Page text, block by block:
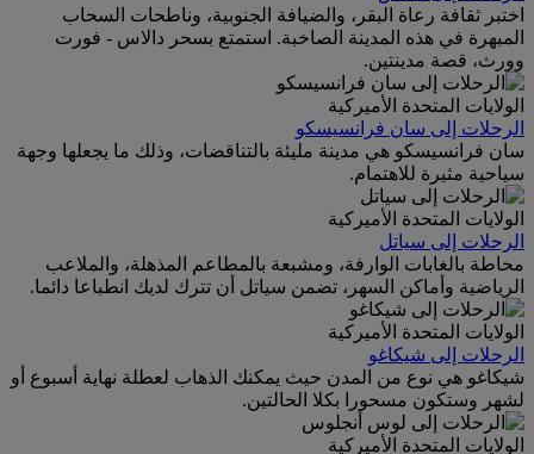
اختبر ثقافة رعاة البقر، والضيافة الجنوبية، وناطحات السحاب
المبهرة في هذه المدينة الصاخبة. استمتع بسحر دالاس - فورت
وورث، قصة مدينتين.
الولايات المتحدة الأميركية
الرحلات إلى سان فرانسيسكو
سان فرانسيسكو هي مدينة مليئة بالتناقضات، وذلك ما يجعلها وجهة
سياحية مثيرة للاهتمام.
الولايات المتحدة الأميركية
الرحلات إلى سياتل
محاطة بالغابات الوارفة، ومشبعة بالمطاعم المذهلة، والملاعب
الرياضية وأماكن السهر، تضمن سياتل أن تترك لديك انطباعا دائما.
الولايات المتحدة الأميركية
الرحلات إلى شيكاغو
شيكاغو هي نوع من المدن حيث يمكنك الذهاب لعطلة نهاية أسبوع أو
لشهر وستكون مسحورا بكلا الحالتين.
الولايات المتحدة الأميركية